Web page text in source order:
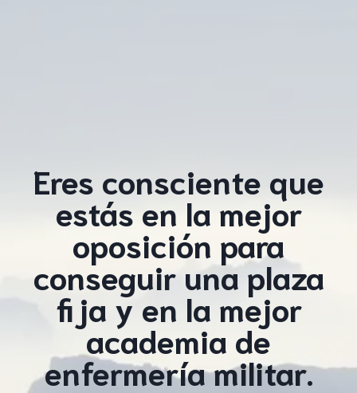
Eres consciente que
estás en la mejor
oposición para
conseguir una plaza
fija y en la mejor
academia de
enfermería militar.